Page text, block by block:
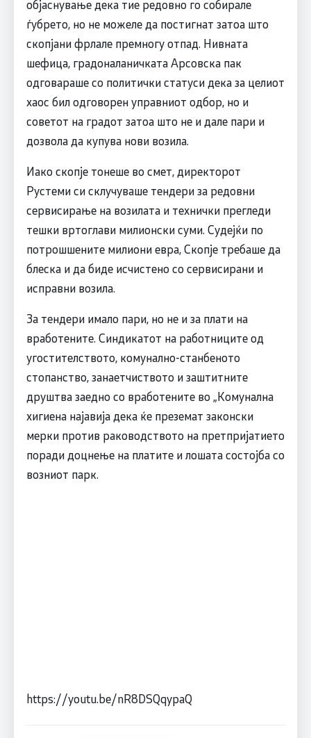
објаснување дека тие редовно го собирале
ѓубрето, но не можеле да постигнат затоа што
скопјани фрлале премногу отпад. Нивната
шефица, градоналаничката Арсовска пак
одговараше со политички статуси дека за целиот
хаос бил одговорен управниот одбор, но и
советот на градот затоа што не и дале пари и
дозвола да купува нови возила.
Иако скопје тонеше во смет, директорот
Рустеми си склучуваше тендери за редовни
сервисирање на возилата и технички прегледи
тешки вртоглави милионски суми. Судејќи по
потрошшените милиони евра, Скопје требаше да
блеска и да биде исчистено со сервисирани и
исправни возила.
За тендери имало пари, но не и за плати на
вработените. Синдикатот на работниците од
угостителството, комунално-станбеното
стопанство, занаетчиството и заштитните
друштва заедно со вработените во „Комунална
хигиена најавија дека ќе преземат законски
мерки против раководството на претпријатието
поради доцнење на платите и лошата состојба со
возниот парк.
https://youtu.be/nR8DSQqypaQ